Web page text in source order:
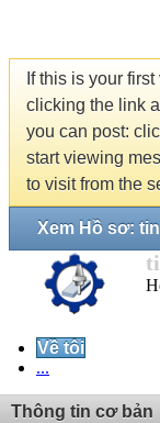
If this is your
clicking the link
you can post:
start viewing
to visit from the
Xem Hồ sơ:
Về tôi
...
Thông tin cơ bản